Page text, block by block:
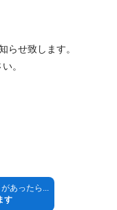
オープニング
らせ致します。
。
で、ご了承くださ
あったら...
す